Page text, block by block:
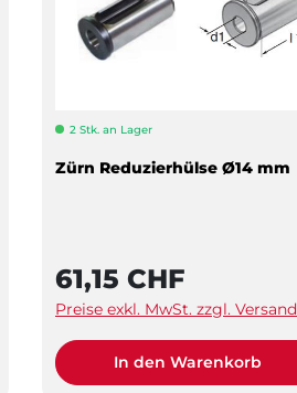
2 Stk. an Lager
Zürn Reduzierhülse Ø14 mm
61,15 CHF
Preise exkl. MwSt. zzgl.
In den Warenkorb